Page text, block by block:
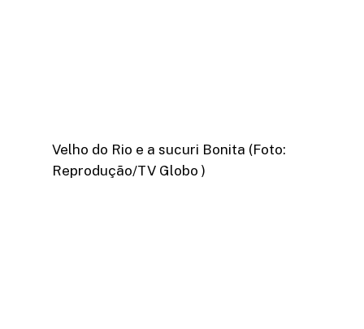
Velho do Rio e a sucuri Bonita (Foto:
Reprodução/TV Globo )